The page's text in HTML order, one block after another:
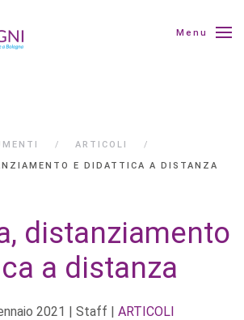
Menu
ARTICOLI
E DIDATTICA A DISTANZA
distanziamento
a distanza
2021 | Staff | ARTICOLI